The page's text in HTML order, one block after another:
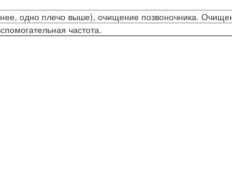
одно плечо выше), очищение позвоночника.
частота.